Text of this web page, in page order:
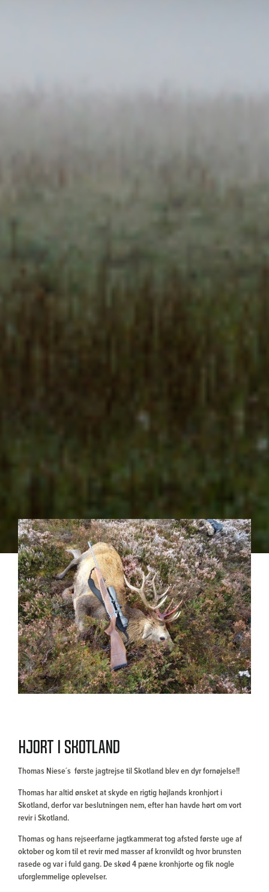
Hjort i Skotland
Thomas Niese´s første jagtrejse til Skotland blev en dyr fornøjelse!!
Thomas har altid ønsket at skyde en rigtig højlands kronhjort i
Skotland, derfor var beslutningen nem, efter han havde hørt om vort
revir i Skotland.
Thomas og hans rejseerfarne jagtkammerat tog afsted første uge af
oktober og kom til et revir med masser af kronvildt og hvor brunsten
rasede og var i fuld gang. De skød 4 pæne kronhjorte og fik nogle
uforglemmelige oplevelser.